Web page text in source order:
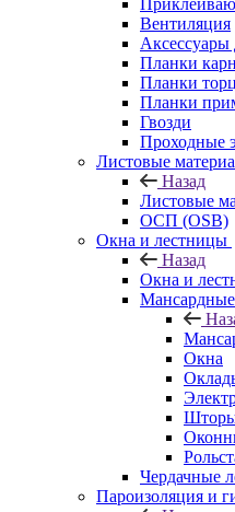
Вентиляция
Аксессуары
Планки
Планки
Планки
Гвозди
Проходные
Листовые
Назад
Листовые
ОСП (OSB)
Окна и лестницы
Назад
Окна и
Окна
Чердачные
Пароизоляция и